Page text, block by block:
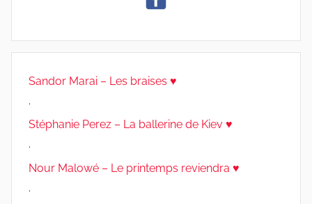
Sandor Marai – Les braises ♥
.
Stéphanie Perez – La ballerine de Kiev ♥
.
Nour Malowé – Le printemps reviendra ♥
.